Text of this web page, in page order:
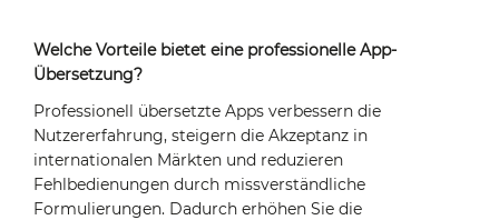
Welche Vorteile bietet eine professionelle App-
Übersetzung?
Professionell übersetzte Apps verbessern die
Nutzererfahrung, steigern die Akzeptanz in
internationalen Märkten und reduzieren
Fehlbedienungen durch missverständliche
Formulierungen. Dadurch erhöhen Sie die